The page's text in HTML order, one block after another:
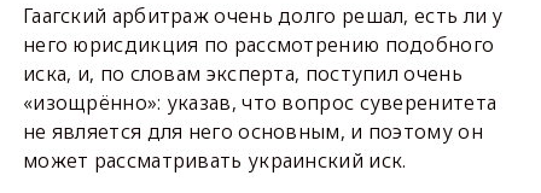
Гаагский арбитраж очень долго решал, есть ли у
него юрисдикция по рассмотрению подобного
иска, и, по словам эксперта, поступил очень
«изощрённо»: указав, что вопрос суверенитета
не является для него основным, и поэтому он
может рассматривать украинский иск.